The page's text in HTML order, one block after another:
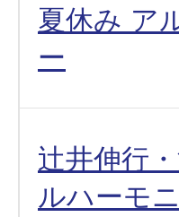
夏休み ア
ー
辻井伸行
ルハーモ